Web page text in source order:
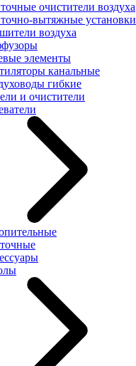
очистители воздуха
вытяжные установки
воздуха
элементы
канальные
гибкие
и очистители